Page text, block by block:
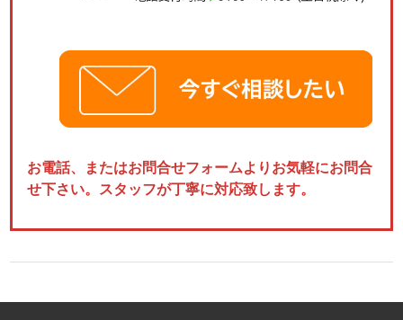
お電話、またはお問合せフォームよりお気軽にお問合
せ下さい。スタッフが丁寧に対応致します。